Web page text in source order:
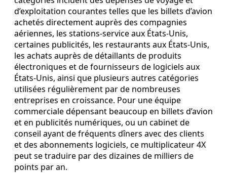
d’exploitation courantes telles que les billets d’avion
achetés directement auprès des compagnies
aériennes, les stations-service aux États‑Unis,
certaines publicités, les restaurants aux États‑Unis,
les achats auprès de détaillants de produits
électroniques et de fournisseurs de logiciels aux
États‑Unis, ainsi que plusieurs autres catégories
utilisées régulièrement par de nombreuses
entreprises en croissance. Pour une équipe
commerciale dépensant beaucoup en billets d’avion
et en publicités numériques, ou un cabinet de
conseil ayant de fréquents dîners avec des clients
et des abonnements logiciels, ce multiplicateur 4X
peut se traduire par des dizaines de milliers de
points par an.